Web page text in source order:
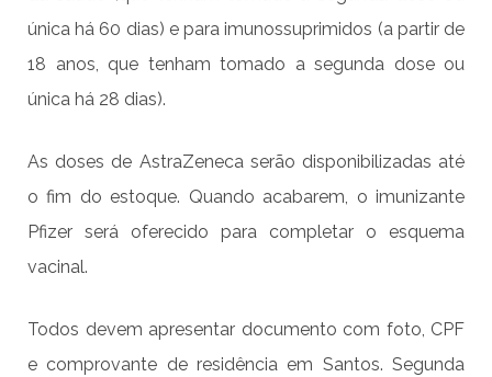
única há 60 dias) e para imunossuprimidos (a partir de
18 anos, que tenham tomado a segunda dose ou
única há 28 dias).
As doses de AstraZeneca serão disponibilizadas até
o fim do estoque. Quando acabarem, o imunizante
Pfizer será oferecido para completar o esquema
vacinal.
Todos devem apresentar documento com foto, CPF
e comprovante de residência em Santos. Segunda